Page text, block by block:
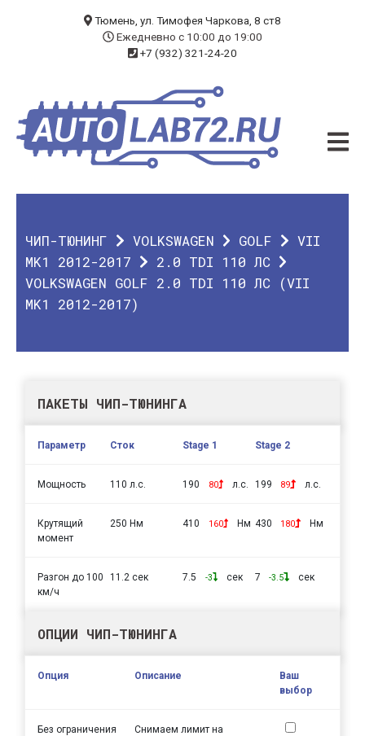
ЧИП-ТЮНИНГ
ДИАГНОСТИКА
О КОМПАНИИ
КОНТАКТЫ
Тюмень, ул. Тимофея Чаркова, 8 ст8
Ежедневно с 10:00 до 19:00
+7 (932) 321-24-20
ЧИП-ТЮНИНГ VOLKSWAGEN GOLF
VII
MK1 2012-2017
2.0 TDI 110 ЛС
VOLKSWAGEN GOLF 2.0 TDI 110 ЛС (VII
MK1 2012-2017)
ПАКЕТЫ ЧИП-ТЮНИНГА
Параметр Сток Stage 1 Stage 2
Мощность 110 л.с. 190 80 л.с. 199 89 л.с.
Крутящий
момент
250 Нм 410 160 Нм 430 180 Нм
Разгон до 100
км/ч
11.2 сек 7.5 -3 сек 7 -3.5 сек
ОПЦИИ ЧИП-ТЮНИНГА
Опция Описание
Ваш
выбор
Без ограничения
Снимаем лимит на